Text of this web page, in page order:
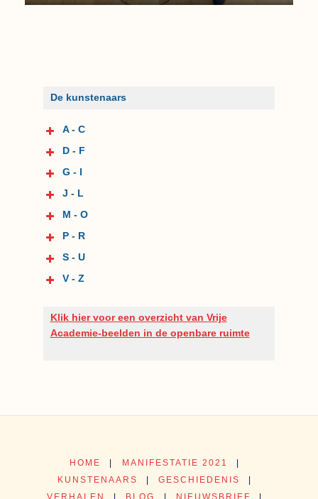
De kunstenaars
A - C
D - F
G - I
J - L
M - O
P - R
S - U
V - Z
Klik hier voor een overzicht van Vrije
Academie-beelden in de openbare ruimte
HOME MANIFESTATIE 2021
KUNSTENAARS
GESCHIEDENIS
VERHALEN
BLOG NIEUWSBRIEF